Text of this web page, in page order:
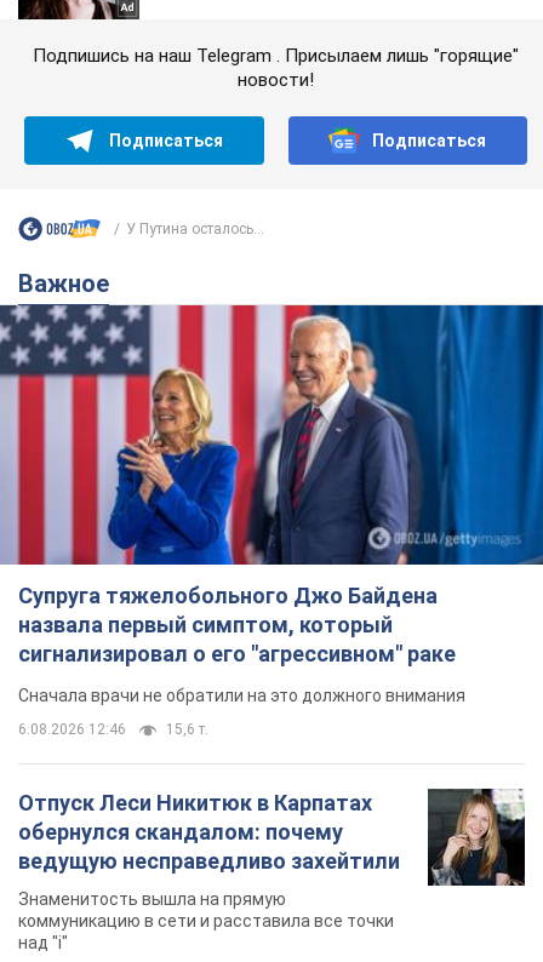
Подпишись на наш Telegram . Присылаем лишь "горящие"
новости!
Подписаться Подписаться
У Путина осталось...
Важное
Супруга тяжелобольного Джо Байдена
назвала первый симптом, который
сигнализировал о его "агрессивном" раке
Сначала врачи не обратили на это должного внимания
6.08.2026 12:46 15,6 т.
Отпуск Леси Никитюк в Карпатах
обернулся скандалом: почему
ведущую несправедливо захейтили
Знаменитость вышла на прямую
коммуникацию в сети и расставила все точки
над "i"